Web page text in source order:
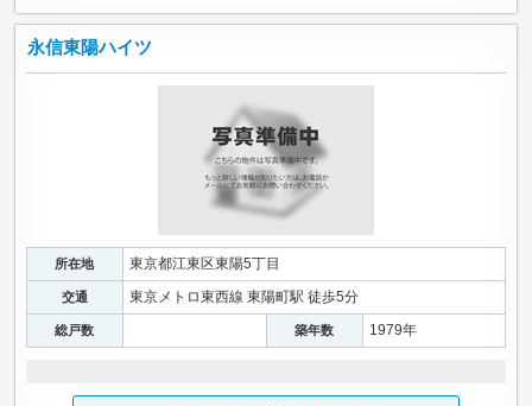
永信東陽ハイツ
所在地 東京都江東区東陽5丁目
交通 東京メトロ東西線 東陽町駅 徒歩5分
総戸数 築年数 1979年